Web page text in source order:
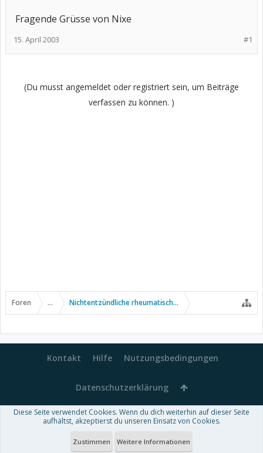
Fragende Grüsse von Nixe
#1
15. April 2003
(Du musst angemeldet oder registriert sein, um Beiträge
verfassen zu können. )
Foren ... Nichtentzündliche rheumatische Erkrankungen
Kontakt Hilfe Nutzungsbedingungen
Datenschutzerklärung
Forum software by XenForo™-Deutsch von xenDach
Theme designed byThemeHouse
Diese Seite verwendet Cookies. Wenn du dich weiterhin auf dieser Seite
aufhältst, akzeptierst du unseren Einsatz von Cookies.
Zustimmen Weitere Informationen